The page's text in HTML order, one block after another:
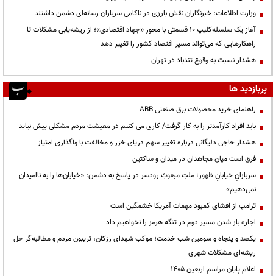
وزارت اطلاعات: خبرنگاران نقش بارزی در ناکامی سربازان رسانه‌ای دشمن داشتند
آغاز یک سلسله‌کلیپ ۱۰ قسمتی با محور «جهاد اقتصادی»؛ از ریشه‌یابی مشکلات تا
راهکارهایی که می‌تواند مسیر اقتصاد کشور را تغییر دهد
هشدار نسبت به وقوع تندباد در تهران
پربازدید ها
راهنمای خرید محصولات برق صنعتی ABB
باید افراد کارآمدتر را به کار گرفت/ کاری می کنیم در معیشت مردم مشکلی پیش نیاید
هشدار حاجی دلیگانی درباره تغییر سهم دریای خزر و مخالفت با واگذاری امتیاز
فرق است میان مجاهدان در میدان و ساکتین
سربازانِ خیابانِ ظهور؛ ملتِ مبعوثِ رودسر در پاسخ به دشمن: «خیابان‌ها را به ناامیدان
نمی‌دهیم»
ترامپ از افشای کمبود مهمات آمریکا خشمگین است
اجازه باز شدن مسیر دوم در تنگه هرمز را نخواهیم داد
یکصد و پنجاه و سومین شب خدمت؛ موکب شهدای رزکان، تریبون مردم و مطالبه‌گر حل
ریشه‌ای مشکلات شهری
اعلام پایان مراسم اربعین ۱۴۰۵